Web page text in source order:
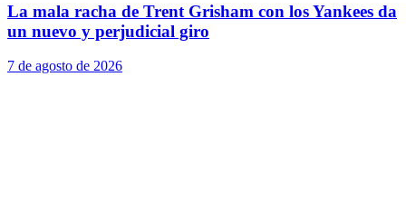
La mala racha de Trent Grisham con los Yankees da
un nuevo y perjudicial giro
7 de agosto de 2026